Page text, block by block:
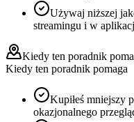
Używaj niższej
streamingu i w
Kiedy ten poradnik
Kiedy ten poradnik pomaga
Kupiłeś mniejszy
okazjonalnego